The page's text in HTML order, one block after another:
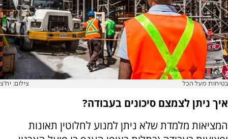
בטיחות מעל הכל צילום: יח"צ
איך ניתן לצמצם סיכונים בעבודה?
המציאות מלמדת שלא ניתן למנוע לחלוטין תאונות